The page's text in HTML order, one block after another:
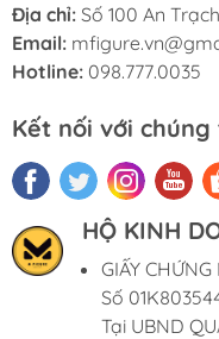
Địa chỉ: Số 100 An
Email:
Hotline: 098.777.0035
Kết nối với chúng
HỘ KINH
GIẤY
Số
Tại UBND